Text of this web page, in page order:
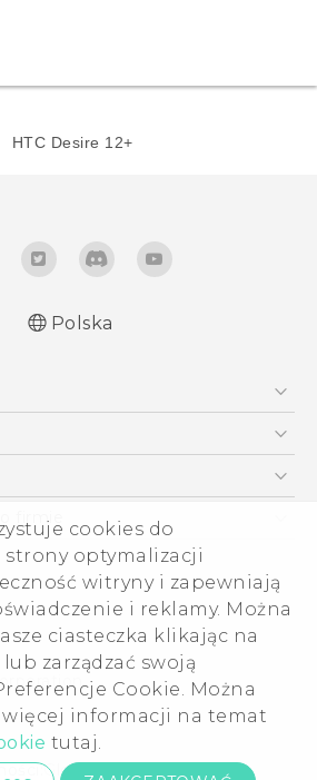
cookies do
optymalizacji
witryny i zapewniają
i reklamy. Można
ciasteczka klikając na
zarządzać swoją
Cookie. Można
więcej informacji na temat
tutaj.
HTC Desire 12+‎
dotyczące bezpieczeństwa i
User manual
and regulatory guide
Polska
firmie
Whitepaper
Global-Privacy@htc.com